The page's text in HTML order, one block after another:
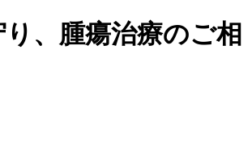
、腫瘍治療のご相